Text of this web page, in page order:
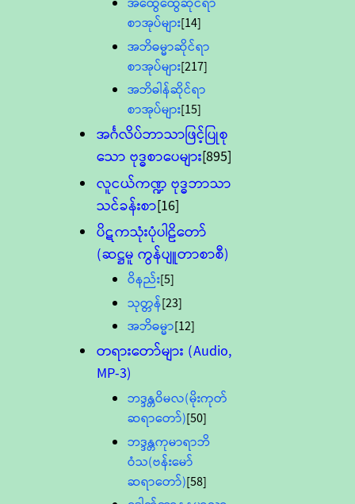
စာအုပ်များ[14]
အဘိဓမ္မာဆိုင်ရာ
စာအုပ်များ[217]
အဘိဓါန်ဆိုင်ရာ
စာအုပ်များ[15]
အင်္ဂလိပ်ဘာသာဖြင့်ပြုစု
သော ဗုဒ္ဓစာပေများ[895]
လူငယ်ကဏ္ဍ ဗုဒ္ဓဘာသာ
သင်ခန်းစာ[16]
ပိဋကသုံးပုံပါဠိတော်
(ဆဋ္ဌမူ ကွန်ပျူတာစာစီ)
ဝိနည်း[5]
သုတ္တန်[23]
အဘိဓမ္မာ[12]
တရားတော်များ (Audio,
MP-3)
ဘဒ္ဒန္တဝိမလ(မိုးကုတ်
ဆရာတော်)[50]
ဘဒ္ဒန္တကုမာရာဘိ
ဝံသ(ဗန်းမော်
ဆရာတော်)[58]